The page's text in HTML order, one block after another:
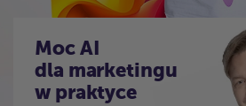
Moc AI
dla marketingu
w praktyce